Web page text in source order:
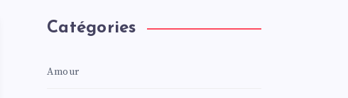
Catégories
Amour